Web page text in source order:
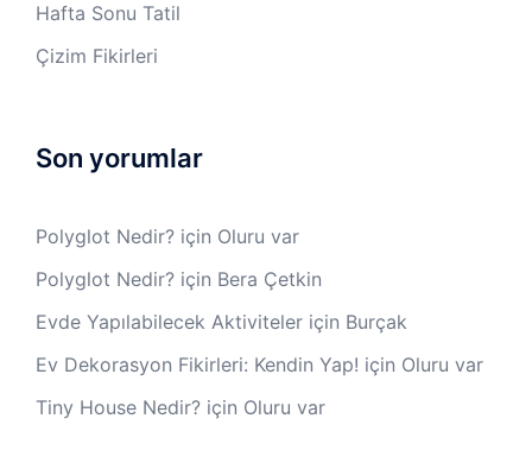
Hafta Sonu Tatil
Çizim Fikirleri
Son yorumlar
Polyglot Nedir? için Oluru var
Polyglot Nedir? için Bera Çetkin
Evde Yapılabilecek Aktiviteler için Burçak
Ev Dekorasyon Fikirleri: Kendin Yap! için Oluru var
Tiny House Nedir? için Oluru var